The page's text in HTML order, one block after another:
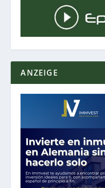
ANZEIGE